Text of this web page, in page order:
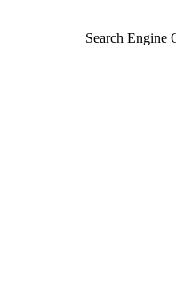
Search Engine